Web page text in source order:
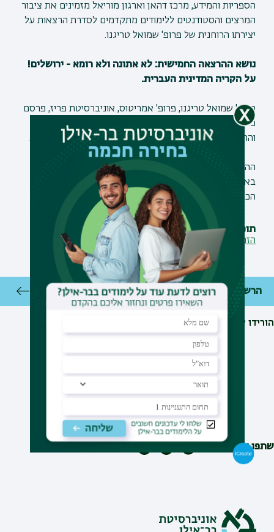
הספריות והמידע, מרכז דהאן וארגון מוריאל מזמינים את ציבור
המרצים והסטודנטים ללימודים מתקדמים לסדרת הרצאות על
יצירתו הרוחנית של פרופ' שמואל טריגנו.
נושא ההרצאה החמישית: לא אתונה ולא רומא - ירושלים!
על הקריה המדינית העברית.
פרופ' שמואל טריגנו, פרופ' אמריטוס, אוניברסיטת פריז, פרסם
כ- 30 ספרים בתחומי הסוציולוגיה, הפילוסופיה, הפוליטיקה
וההיסטוריה וערך כתבי עת וקבצים מדעיים בצרפת ובישראל.
באולם ווייספלד, בניין פלדמן (301), אוניברסיטת בר-אילן.
הכניסה חופשית ומותנית בהרשמה מראש.
תוכנייה
הזמנה
הרשמה
הורידו ליומן
מערך הספריות והמידע
דוא"ל:
Lib.Ref@biu.ac.il
שתפו עם חברים